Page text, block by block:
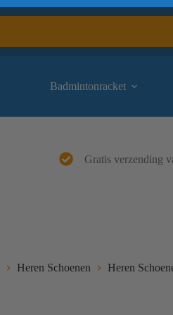
Badmintonracket
Gratis verzending
Heren Schoenen Heren